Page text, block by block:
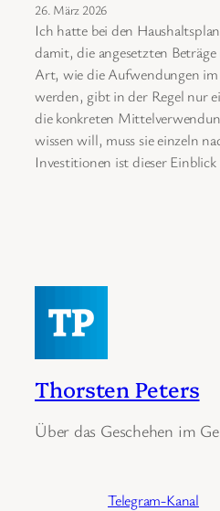
26. März 2026
Ich hatte bei den
damit, die angesetzten
Art, wie die Aufwendungen
werden, gibt in der Regel nur
die konkreten
wissen will, muss sie einzeln
Investitionen ist dieser Einblick
Thorsten Peters
Über das Geschehen im
Telegram-Kanal